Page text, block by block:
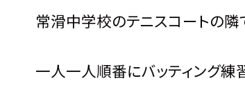
常滑中学校のテニスコートの隣
一人一人順番にバッティング練